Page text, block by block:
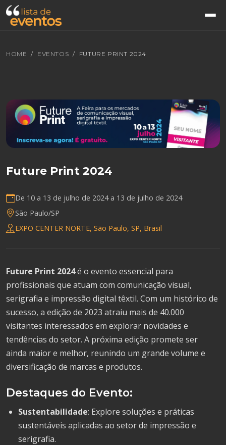
HOME EVENTOS FUTURE PRINT 2024
Future Print 2024
De 10 a 13 de julho de 2024 a 13 de julho de 2024
São Paulo/SP
EXPO CENTER NORTE, São Paulo, SP, Brasil
Future Print 2024é o evento essencial para
profissionais que atuam com comunicação visual,
serigrafia e impressão digital têxtil. Com um histórico de
sucesso, a edição de 2023 atraiu mais de 40.000
visitantes interessados em explorar novidades e
tendências do setor. A próxima edição promete ser
ainda maior e melhor, reunindo um grande volume e
diversificação de marcas e produtos.
Destaques do Evento:
Sustentabilidade: Explore soluções e práticas
sustentáveis aplicadas ao setor de impressão e
serigrafia.